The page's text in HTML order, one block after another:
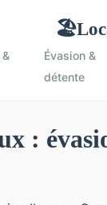
🏖
Évasion &
détente
: